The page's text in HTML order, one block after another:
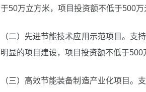
于50万立方米，项目投资额不低于500万
（二）先进节能技术应用示范项目。支
明显的项目建设，项目投资额不低于500
（三）高效节能装备制造产业化项目。